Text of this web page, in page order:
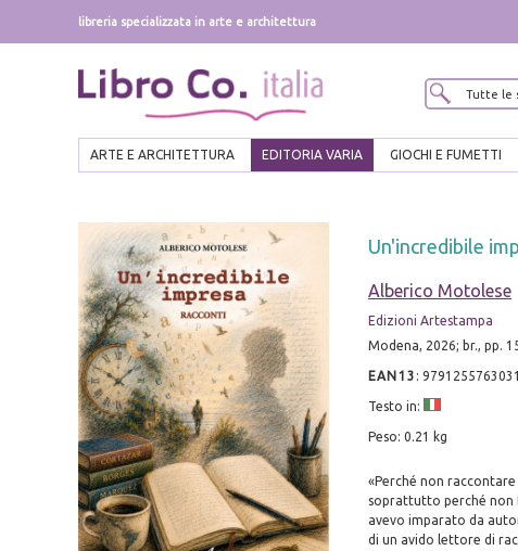
libreria specializzata in arte e architettura
ARTE E ARCHITETTURA EDITORIA VARIA GIOCHI E FUMETTI
Un'incredibile
Alberico Motolese
Edizioni Artestampa
Modena, 2026; br., pp.
EAN13 : 9791255763031
Testo in:
Peso: 0.21 kg
«Perché non
soprattutto perché non
avevo imparato da
di un avido lettore di